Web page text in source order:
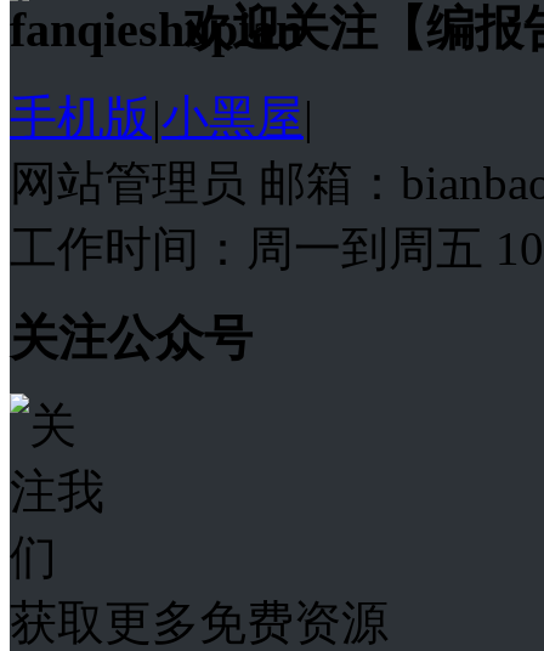
欢迎关注【编报
手机版|小黑屋|
网站管理员 邮箱：
工作时间：周一到周五
关注公众号
获取更多免费资源